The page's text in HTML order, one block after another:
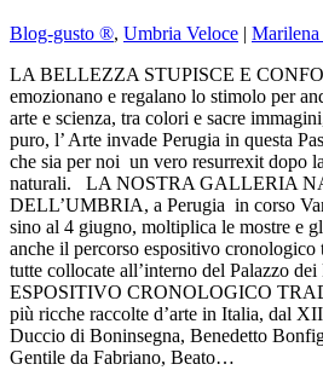
Blog-gusto ®, Umbria Veloce |
LA BELLEZZA STUPISCE E
emozionano e regalano lo stimolo per
arte e scienza, tra colori e sacre
puro, l’ Arte invade Perugia in questa
che sia per noi un vero resurrexit dopo
naturali. LA NOSTRA GALLERIA
DELL’UMBRIA, a Perugia in corso
sino al 4 giugno, moltiplica le mostre e
anche il percorso espositivo cronologico
tutte collocate all’interno del Palazzo
ESPOSITIVO CRONOLOGICO
più ricche raccolte d’arte in Italia, dal
Duccio di Boninsegna, Benedetto
Gentile da Fabriano, Beato…